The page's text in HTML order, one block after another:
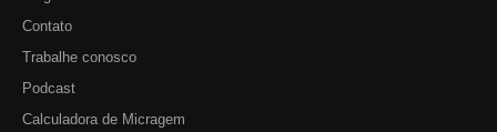
Contato
Trabalhe conosco
Podcast
Calculadora de Micragem